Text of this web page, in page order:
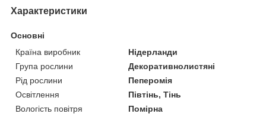
Характеристики
Основні
Країна виробник
Нідерланди
Група рослини
Декоративнолистяні
Рід рослини
Пеперомія
Освітлення
Півтінь, Тінь
Вологість повітря
Помірна